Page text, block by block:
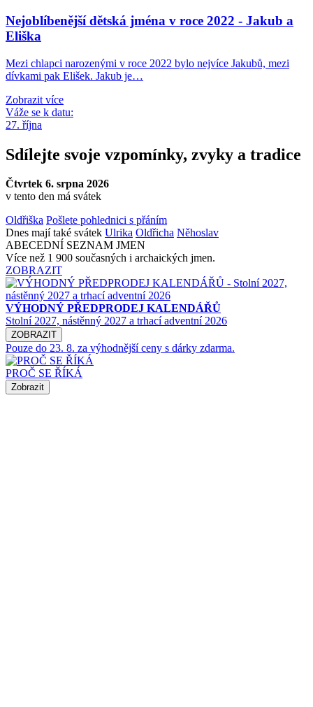
Nejoblíbenější dětská jména v roce 2022 - Jakub a
Eliška
Mezi chlapci narozenými v roce 2022 bylo nejvíce Jakubů, mezi
dívkami pak Elišek. Jakub je…
Zobrazit více
Váže se k datu:
27. října
Sdílejte svoje vzpomínky, zvyky a tradice
Čtvrtek 6. srpna 2026
v tento den má svátek
Oldřiška Pošlete pohlednici s přáním
Dnes mají také svátek Ulrika Oldřicha Něhoslav
ABECEDNÍ SEZNAM JMEN
Více než 1 900 současných i archaických jmen.
ZOBRAZIT
VÝHODNÝ PŘEDPRODEJ KALENDÁŘŮ
Stolní 2027, nástěnný 2027 a trhací adventní 2026
ZOBRAZIT
Pouze do 23. 8. za výhodnější ceny s dárky zdarma.
PROČ SE ŘÍKÁ
Zobrazit